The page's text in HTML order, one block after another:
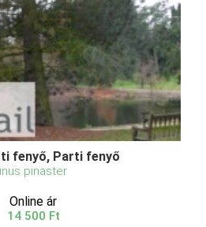
fenyő, Parti fenyő
pinaster
Online ár
14 500 Ft